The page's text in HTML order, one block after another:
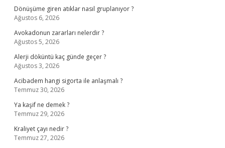
Dönüşüme giren atıklar nasıl gruplanıyor ?
Ağustos 6, 2026
Avokadonun zararları nelerdir ?
Ağustos 5, 2026
Alerji döküntü kaç günde geçer ?
Ağustos 3, 2026
Acibadem hangi sigorta ile anlaşmalı ?
Temmuz 30, 2026
Ya kaşif ne demek ?
Temmuz 29, 2026
Kraliyet çayı nedir ?
Temmuz 27, 2026